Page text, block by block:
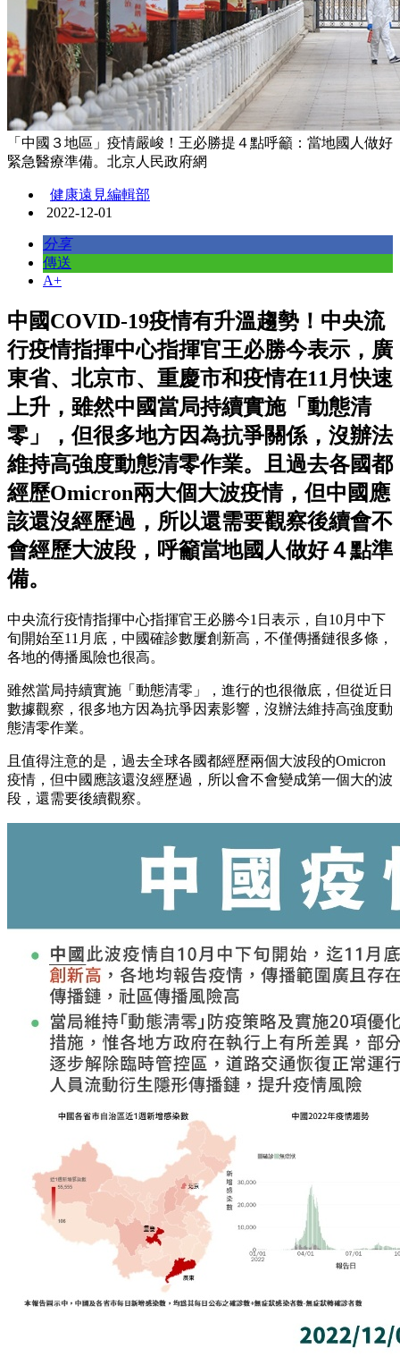
「中國３地區」疫情嚴峻！王必勝提４點呼籲：當地國人做好
緊急醫療準備。北京人民政府網
健康遠見編輯部
2022-12-01
分享
傳送
A+
中國COVID-19疫情有升溫趨勢！中央流
行疫情指揮中心指揮官王必勝今表示，廣
東省、北京市、重慶市和疫情在11月快速
上升，雖然中國當局持續實施「動態清
零」，但很多地方因為抗爭關係，沒辦法
維持高強度動態清零作業。且過去各國都
經歷Omicron兩大個大波疫情，但中國應
該還沒經歷過，所以還需要觀察後續會不
會經歷大波段，呼籲當地國人做好４點準
備。
中央流行疫情指揮中心指揮官王必勝今1日表示，自10月中下
旬開始至11月底，中國確診數屢創新高，不僅傳播鏈很多條，
各地的傳播風險也很高。
雖然當局持續實施「動態清零」，進行的也很徹底，但從近日
數據觀察，很多地方因為抗爭因素影響，沒辦法維持高強度動
態清零作業。
且值得注意的是，過去全球各國都經歷兩個大波段的Omicron
疫情，但中國應該還沒經歷過，所以會不會變成第一個大的波
段，還需要後續觀察。